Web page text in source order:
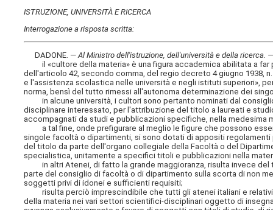
ISTRUZIONE, UNIVERSITÀ E RICERCA
Interrogazione a risposta scritta:
DADONE. —Al Ministro dell'istruzione, dell'università e della ricerca.
il «cultore della materia» è una figura accademica abilitata a far
dell'articolo 42, secondo comma, del regio decreto 4 giugno 1938,
e l'assistenza scolastica nelle università e negli istituti superiori»,
norma, bensì del tutto rimessi all'autonoma determinazione dei
in alcune università, i cultori sono pertanto nominati dal
disciplinare interessato, per l'attribuzione del titolo a laureati e
accompagnati da studi e pubblicazioni specifiche, nella medesima
a tal fine, onde prefigurare al meglio le figure che possono
singole facoltà o dipartimenti, si sono dotati di appositi
del titolo da parte dell'organo collegiale della Facoltà o del
specialistica, unitamente a specifici titoli e pubblicazioni nella
in altri Atenei, di fatto la grande maggioranza, risulta invece del
parte del consiglio di facoltà o di dipartimento sulla scorta di non
soggetti privi di idonei e sufficienti requisiti;
risulta perciò imprescindibile che tutti gli atenei italiani e
della materia nei vari settori scientifici-disciplinari oggetto di